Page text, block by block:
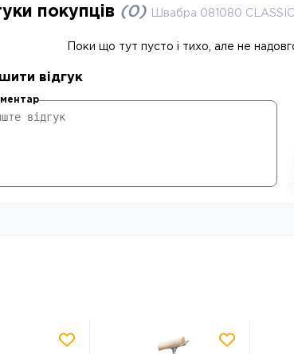
покупців (0) Швабра 081080
Поки що тут пусто і тихо, але не
відгук